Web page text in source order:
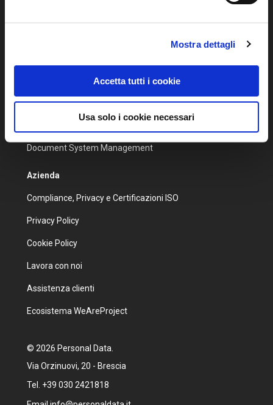
Mostra dettagli
Accetta tutti i cookie
Usa solo i cookie necessari
Data Analysis
Document System Management
Azienda
Compliance, Privacy e Certificazioni ISO
Privacy Policy
Cookie Policy
Lavora con noi
Assistenza clienti
Ecosistema WeAreProject
© 2026 Personal Data.
Via Orzinuovi, 20 - Brescia
Tel. +39 030 2421818